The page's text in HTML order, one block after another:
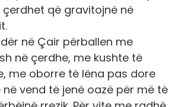
që gravitojnë në
në Çair përballen me
në çerdhe, me kushte të
me oborre të lëna pas dore
vend të jenë oazë për më të